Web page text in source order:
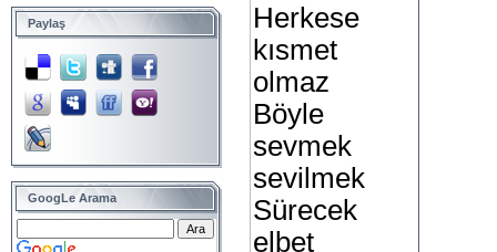
Paylaş
GoogLe Arama
Herkese
kısmet
olmaz
Böyle
sevmek
sevilmek
Sürecek
elbet